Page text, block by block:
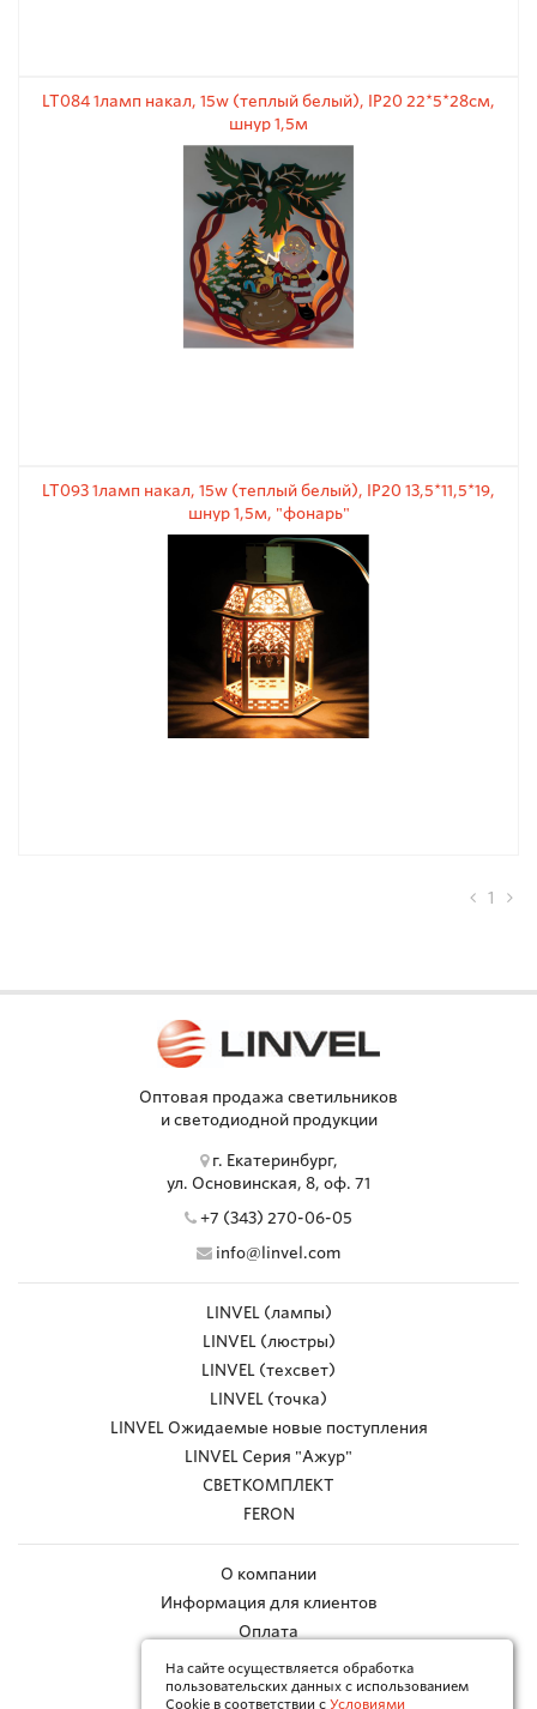
LT084 1ламп накал, 15w (теплый белый), IP20 22*5*28см,
шнур 1,5м
LT093 1ламп накал, 15w (теплый белый), IP20 13,5*11,5*19,
шнур 1,5м, "фонарь"
1
Оптовая продажа светильников
и светодиодной продукции
г. Екатеринбург,
ул. Основинская, 8, оф. 71
+7 (343) 270-06-05
info@linvel.com
LINVEL (лампы)
LINVEL (люстры)
LINVEL (техсвет)
LINVEL (точка)
LINVEL Ожидаемые новые поступления
LINVEL Серия "Ажур"
СВЕТКОМПЛЕКТ
FERON
О компании
Информация для клиентов
Оплата
Работа с браком
На сайте осуществляется обработка
пользовательских данных с использованием
Cookie в соответствии с Условиями